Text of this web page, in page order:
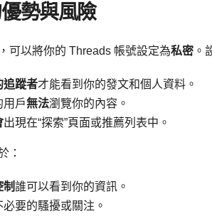
勢與風險
可以將你的 Threads 帳號設定為私密 。
追蹤者才能看到你的發文和個人資料。
用戶無法瀏覽你的內容。
出現在“探索”頁面或推薦列表中。
：
制誰可以看到你的資訊。
必要的騷擾或關注。